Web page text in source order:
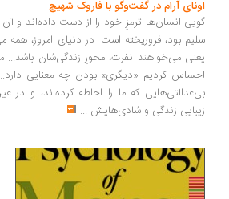
آرام در گفت‌وگو با فاروک شهیچ‭
انسان‌ها ترمزِ خود را از دست داده‌اند و آن کُدِ
بود، فروریخته است. در دنیای امروز، همه
می‌خواهند نفرت، محورِ زندگی‌شان باشد... ما
کردیم «دیگری» بودن چه معنایی دارد...
که ما را احاطه کرده‌اند، و در عین
زندگی و شادی‌هایش...